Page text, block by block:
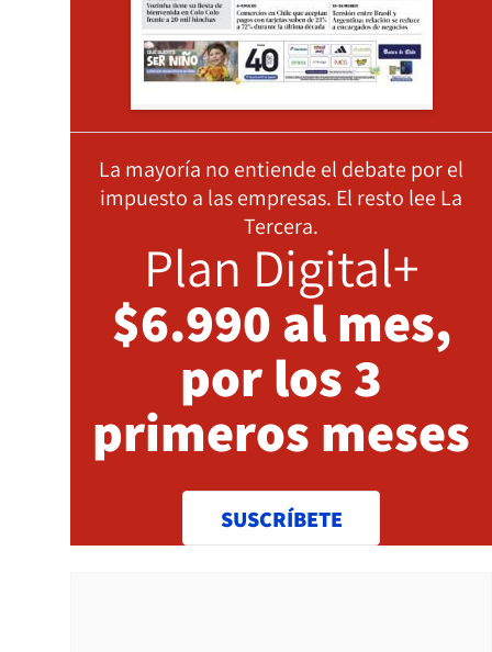
La mayoría no entiende el debate por el
impuesto a las empresas. El resto lee La
Tercera.
Plan Digital+
$6.990 al mes,
por los 3
primeros meses
SUSCRÍBETE